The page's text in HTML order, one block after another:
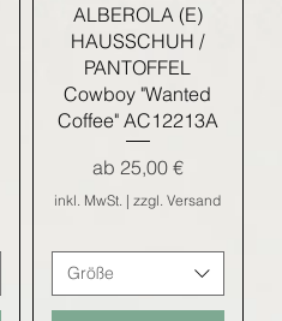
Schnellansicht
ALBEROLA (E)
HAUSSCHUH /
PANTOFFEL
Cowboy "Wanted
Coffee" AC12213A
ab 25,00 €
Sale-Preis
inkl. MwSt. |zzgl. Versand
Größe